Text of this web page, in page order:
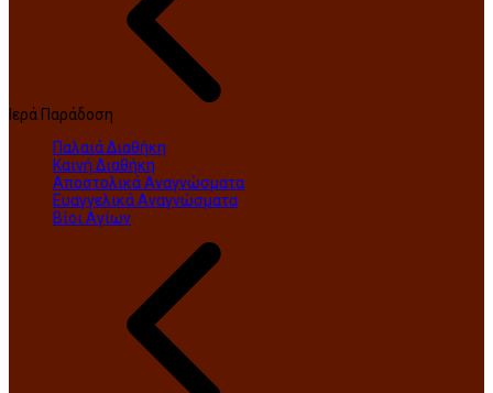
Ιερά Παράδοση
Παλαιά Διαθήκη
Καινή Διαθήκη
Αποστολικά Αναγνώσματα
Ευαγγελικά Αναγνώσματα
Βίοι Αγίων